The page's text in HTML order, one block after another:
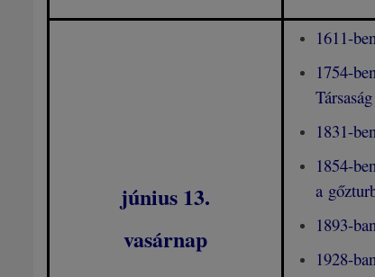
június 13.
vasárnap
1611-
1754-
1831-
1854-
a
1893-
1928-